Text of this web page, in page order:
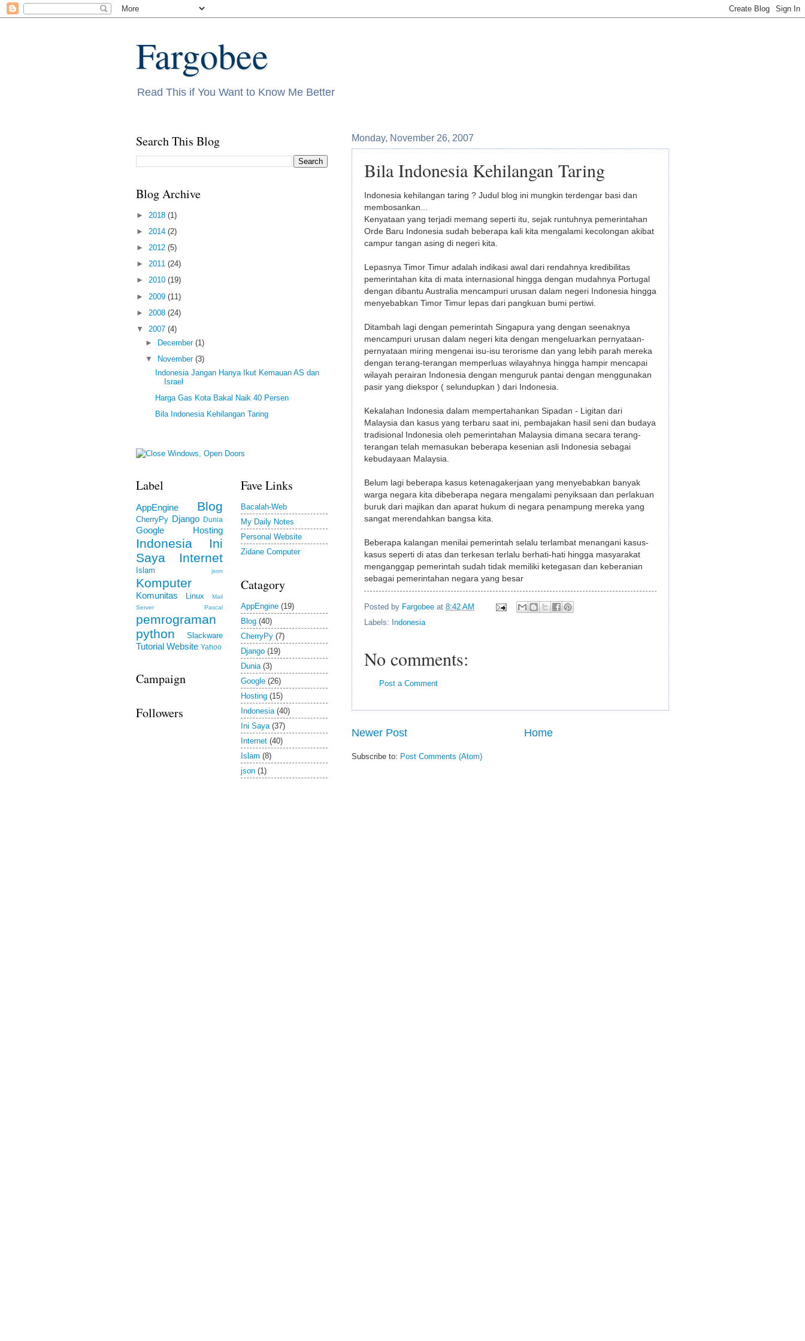
Fargobee
Read This if You Want to Know Me Better
Monday, November 26, 2007
Bila Indonesia Kehilangan Taring
Indonesia kehilangan taring ? Judul blog ini mungkin terdengar basi dan
membosankan...
Kenyataan yang terjadi memang seperti itu, sejak runtuhnya pemerintahan
Orde Baru Indonesia sudah beberapa kali kita mengalami kecolongan akibat
campur tangan asing di negeri kita.
Lepasnya Timor Timur adalah indikasi awal dari rendahnya kredibilitas
pemerintahan kita di mata internasional hingga dengan mudahnya Portugal
dengan dibantu Australia mencampuri urusan dalam negeri Indonesia hingga
menyebabkan Timor Timur lepas dari pangkuan bumi pertiwi.
Ditambah lagi dengan pemerintah Singapura yang dengan seenaknya
mencampuri urusan dalam negeri kita dengan mengeluarkan pernyataan-
pernyataan miring mengenai isu-isu terorisme dan yang lebih parah mereka
dengan terang-terangan memperluas wilayahnya hingga hampir mencapai
wilayah perairan Indonesia dengan menguruk pantai dengan menggunakan
pasir yang diekspor ( selundupkan ) dari Indonesia.
Kekalahan Indonesia dalam mempertahankan Sipadan - Ligitan dari
Malaysia dan kasus yang terbaru saat ini, pembajakan hasil seni dan budaya
tradisional Indonesia oleh pemerintahan Malaysia dimana secara terang-
terangan telah memasukan beberapa kesenian asli Indonesia sebagai
kebudayaan Malaysia.
Belum lagi beberapa kasus ketenagakerjaan yang menyebabkan banyak
warga negara kita dibeberapa negara mengalami penyiksaan dan perlakuan
buruk dari majikan dan aparat hukum di negara penampung mereka yang
sangat merendahkan bangsa kita.
Beberapa kalangan menilai pemerintah selalu terlambat menangani kasus-
kasus seperti di atas dan terkesan terlalu berhati-hati hingga masyarakat
menganggap pemerintah sudah tidak memiliki ketegasan dan keberanian
sebagai pemerintahan negara yang besar
Posted by Fargobee at 8:42 AM
Labels: Indonesia
No comments:
Post a Comment
Newer Post Home
Subscribe to: Post Comments (Atom)
Search This Blog
Blog Archive
► 2018 (1)
► 2014 (2)
► 2012 (5)
► 2011 (24)
► 2010 (19)
► 2009 (11)
► 2008 (24)
▼ 2007 (4)
►
December(1)
▼
November(3)
Indonesia Jangan Hanya Ikut Kemauan AS dan
Israel
Harga Gas Kota Bakal Naik 40 Persen
Bila Indonesia Kehilangan Taring
Label
AppEngine Blog
CherryPy Django Dunia
Google Hosting
Indonesia
Ini
Saya
Internet
Islam json
Komputer
Komunitas Linux
Mail
Server
Pascal
pemrograman
python
Slackware
Tutorial Website Yahoo
Campaign
Followers
Fave Links
Bacalah-Web
My Daily Notes
Personal Website
Zidane Computer
Catagory
AppEngine (19)
Blog (40)
CherryPy (7)
Django (19)
Dunia (3)
Google (26)
Hosting (15)
Indonesia (40)
Ini Saya (37)
Internet (40)
Islam (8)
json (1)